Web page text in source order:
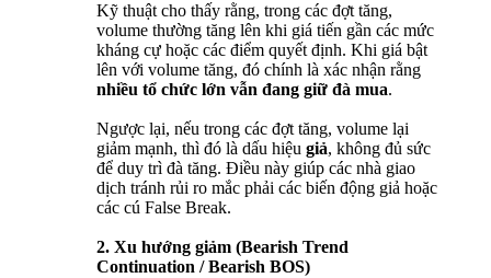
Kỹ thuật cho thấy rằng, trong các đợt tăng,
volume thường tăng lên khi giá tiến gần các mức
kháng cự hoặc các điểm quyết định. Khi giá bật
lên với volume tăng, đó chính là xác nhận rằng
nhiều tổ chức lớn vẫn đang giữ đà mua.
Ngược lại, nếu trong các đợt tăng, volume lại
giảm mạnh, thì đó là dấu hiệu giả, không đủ sức
để duy trì đà tăng. Điều này giúp các nhà giao
dịch tránh rủi ro mắc phải các biến động giả hoặc
các cú False Break.
2. Xu hướng giảm (Bearish Trend
Continuation / Bearish BOS)